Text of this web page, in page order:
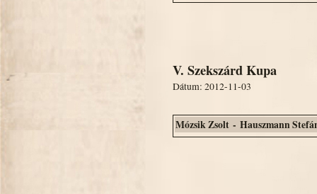
V. Szekszárd Kupa
Dátum: 2012-11-03
Mózsik Zsolt - Hauszmann